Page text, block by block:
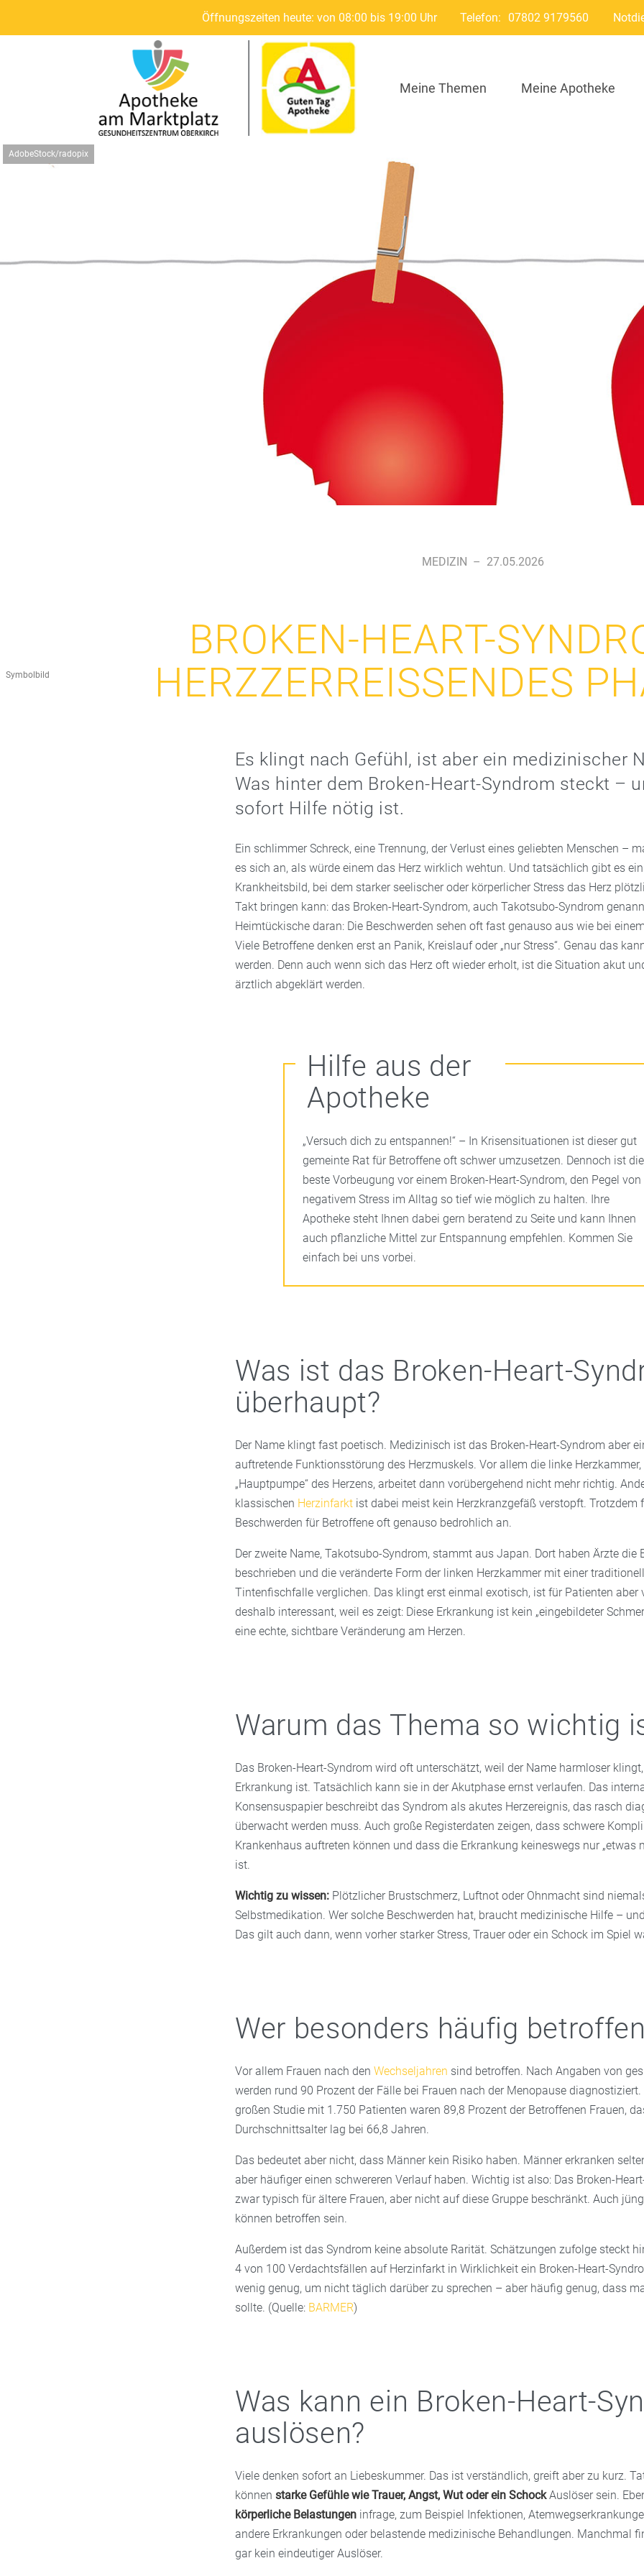
Öffnungszeiten heute: von 08:00 bis 19:00 Uhr Telefon: 07802 9179560
Meine Themen Meine Apotheke
AdobeStock/radopix
Symbolbild
MEDIZIN – 27.05.2026
BROKEN-HEART-
HERZZERREISSENDES
Es klingt nach Gefühl, ist aber ein medizinischer
Was hinter dem Broken-Heart-Syndrom steckt –
sofort Hilfe nötig ist.
Ein schlimmer Schreck, eine Trennung, der Verlust eines geliebten Menschen –
es sich an, als würde einem das Herz wirklich wehtun. Und tatsächlich gibt es ein
Krankheitsbild, bei dem starker seelischer oder körperlicher Stress das Herz
Takt bringen kann: das Broken-Heart-Syndrom, auch Takotsubo-Syndrom
Heimtückische daran: Die Beschwerden sehen oft fast genauso aus wie bei
Viele Betroffene denken erst an Panik, Kreislauf oder „nur Stress“. Genau das
werden. Denn auch wenn sich das Herz oft wieder erholt, ist die Situation akut
ärztlich abgeklärt werden.
Hilfe aus der
Apotheke
„Versuch dich zu entspannen!“ – In Krisensituationen ist dieser gut
gemeinte Rat für Betroffene oft schwer umzusetzen. Dennoch ist die
beste Vorbeugung vor einem Broken-Heart-Syndrom, den Pegel von
negativem Stress im Alltag so tief wie möglich zu halten. Ihre
Apotheke steht Ihnen dabei gern beratend zu Seite und kann Ihnen
auch pflanzliche Mittel zur Entspannung empfehlen. Kommen Sie
einfach bei uns vorbei.
Was ist das Broken-Heart-
überhaupt?
Der Name klingt fast poetisch. Medizinisch ist das Broken-Heart-Syndrom aber
auftretende Funktionsstörung des Herzmuskels. Vor allem die linke
„Hauptpumpe“ des Herzens, arbeitet dann vorübergehend nicht mehr richtig.
klassischen Herzinfarktist dabei meist kein Herzkranzgefäß verstopft. Trotzdem
Beschwerden für Betroffene oft genauso bedrohlich an.
Der zweite Name, Takotsubo-Syndrom, stammt aus Japan. Dort haben Ärzte die
beschrieben und die veränderte Form der linken Herzkammer mit einer
Tintenfischfalle verglichen. Das klingt erst einmal exotisch, ist für Patienten aber
deshalb interessant, weil es zeigt: Diese Erkrankung ist kein „eingebildeter
eine echte, sichtbare Veränderung am Herzen.
Warum das Thema so wichtig
Das Broken-Heart-Syndrom wird oft unterschätzt, weil der Name harmloser
Erkrankung ist. Tatsächlich kann sie in der Akutphase ernst verlaufen. Das
Konsensuspapier beschreibt das Syndrom als akutes Herzereignis, das rasch
überwacht werden muss. Auch große Registerdaten zeigen, dass schwere
Krankenhaus auftreten können und dass die Erkrankung keineswegs nur „etwas
ist.
Wichtig zu wissen:Plötzlicher Brustschmerz, Luftnot oder Ohnmacht sind
Selbstmedikation. Wer solche Beschwerden hat, braucht medizinische Hilfe –
Das gilt auch dann, wenn vorher starker Stress, Trauer oder ein Schock im Spiel
Wer besonders häufig
Vor allem Frauen nach den Wechseljahren sind betroffen. Nach Angaben von
werden rund 90 Prozent der Fälle bei Frauen nach der Menopause
großen Studie mit 1.750 Patienten waren 89,8 Prozent der Betroffenen Frauen,
Durchschnittsalter lag bei 66,8 Jahren.
Das bedeutet aber nicht, dass Männer kein Risiko haben. Männer erkranken
aber häufiger einen schwereren Verlauf haben. Wichtig ist also: Das Broken-
zwar typisch für ältere Frauen, aber nicht auf diese Gruppe beschränkt. Auch
können betroffen sein.
Außerdem ist das Syndrom keine absolute Rarität. Schätzungen zufolge steckt
4 von 100 Verdachtsfällen auf Herzinfarkt in Wirklichkeit ein Broken-Heart-
wenig genug, um nicht täglich darüber zu sprechen – aber häufig genug, dass
sollte. (Quelle: BARMER)
Was kann ein Broken-Heart-
auslösen?
Viele denken sofort an Liebeskummer. Das ist verständlich, greift aber zu kurz.
können starke Gefühle wie Trauer, Angst, Wut oder ein SchockAuslöser sein.
körperliche Belastungeninfrage, zum Beispiel Infektionen,
andere Erkrankungen oder belastende medizinische Behandlungen. Manchmal
gar kein eindeutiger Auslöser.